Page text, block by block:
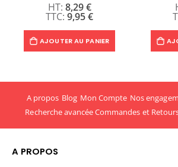
9,95 €
8,29 €
AJOUTER AU PANIER
A propos Blog Mon Compte Nos
Recherche avancéeCommandes et
A PROPOS